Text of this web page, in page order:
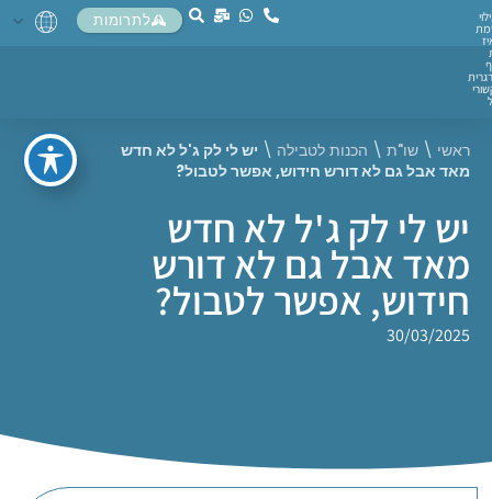
לתרומות
ראשי \ שו"ת \ הכנות לטבילה \ יש לי לק ג'ל לא חדש
מאד אבל גם לא דורש חידוש, אפשר לטבול?
יש לי לק ג'ל לא חדש
מאד אבל גם לא דורש
חידוש, אפשר לטבול?
30/03/2025